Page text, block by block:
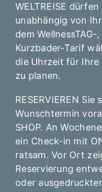
WELTREISE
unabhängig von
dem
Kurzbader-Tarif
die Uhrzeit für
zu planen.
RESERVIEREN Sie
Wunschtermin
SHOP. An
ein Check-in mit
ratsam. Vor Ort
Reservierung
oder